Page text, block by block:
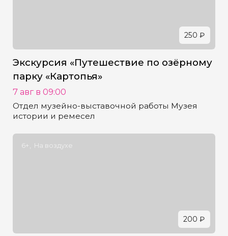
250 ₽
Экскурсия «Путешествие по озёрному
парку «Картопья»
7 авг в 09:00
Отдел музейно-выставочной работы Музея
истории и ремесел
6+ На воздухе
200 ₽